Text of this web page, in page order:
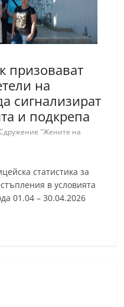
призовават
на
сигнализират
и подкрепа
"Жените на
статистика за
в условията
01.04 – 30.04.2026